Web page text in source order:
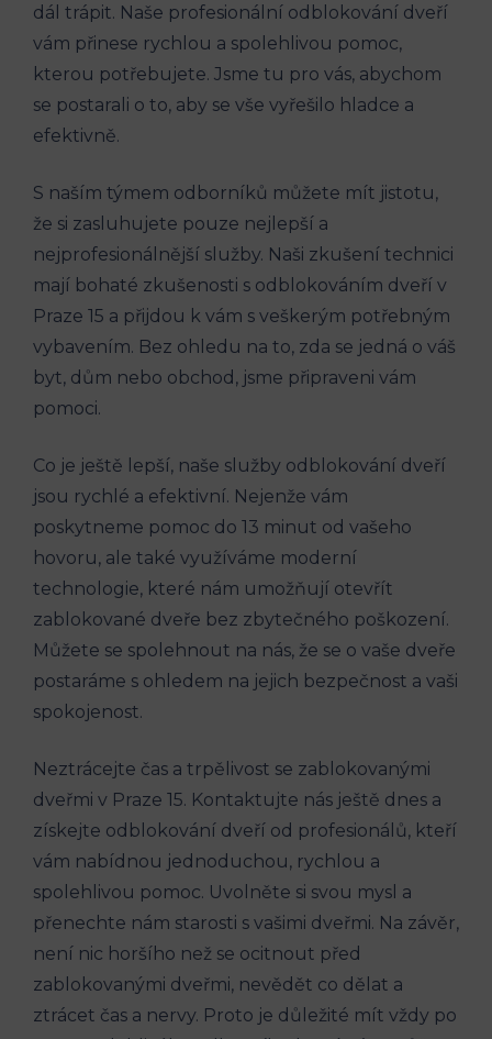
dál trápit.⁣ Naše profesionální odblokování dveří
vám přinese rychlou a spolehlivou pomoc,⁤
kterou potřebujete. Jsme tu⁤ pro vás, ⁤abychom⁣
se ⁤postarali o⁢ to, aby se vše ⁤vyřešilo hladce a
efektivně.
S naším týmem odborníků můžete mít jistotu,
že si zasluhujete pouze nejlepší a
nejprofesionálnější služby. Naši zkušení‍ technici
mají bohaté zkušenosti s odblokováním dveří v ​
Praze 15 a přijdou k vám s veškerým potřebným
vybavením. Bez ohledu na to, zda se ⁤jedná o ‍váš
byt, dům nebo ‌obchod, jsme ‍připraveni vám⁤
pomoci.
Co je ještě lepší, naše služby‌ odblokování dveří
jsou rychlé a efektivní.⁢ Nejenže vám
poskytneme pomoc do‍ 13 minut​ od vašeho
hovoru, ale také využíváme moderní
technologie, které nám ⁤umožňují​ otevřít
zablokované dveře ‍bez ‌zbytečného poškození.
Můžete⁤ se ⁣spolehnout ⁣na ​nás, že se‍ o vaše dveře
postaráme s ohledem ‍na jejich bezpečnost ‌a⁤ vaši
spokojenost.
Neztrácejte čas ⁣a trpělivost se zablokovanými
dveřmi v Praze 15. Kontaktujte nás ještě ⁢dnes a
získejte odblokování dveří od profesionálů, kteří
vám nabídnou jednoduchou, rychlou a ​
spolehlivou ​pomoc. Uvolněte si svou mysl a
přenechte‌ nám starosti s vašimi dveřmi.⁤ Na ‌závěr,
není nic horšího než se ⁣ocitnout před
zablokovanými ​dveřmi, nevědět co dělat a
ztrácet čas a nervy. Proto je důležité mít⁢ vždy po